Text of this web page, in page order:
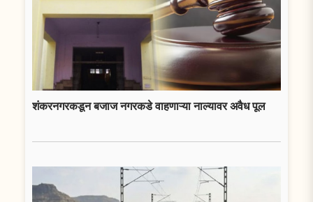
शंकरनगरकडून बजाज नगरकडे वाहणाऱ्या नाल्यावर अवैध पूल